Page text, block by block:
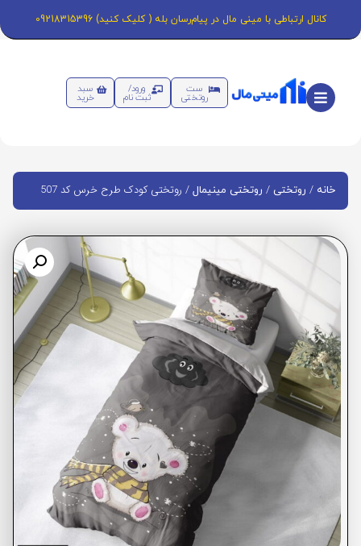
کانال ارتباطی با مینی مال در پیام‌رسان بله ( کلیک کنید) 09218315396
ست
روتختی
ورود/
ثبت نام
سبد
خرید
خانه / روتختی / روتختی مینیمال / روتختی کودک طرح خرس کد 507